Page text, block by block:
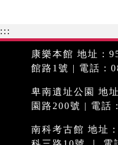
:::
康樂本館 地址：
館路1號 | 電話：
卑南遺址公園 地
園路200號 | 電話
南科考古館 地址